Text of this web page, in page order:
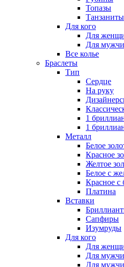
Топазы
Танзаниты
Для кого
Для
Для
Все колье
Браслеты
Тип
Сердце
На руку
1
1
Металл
Белое
Красное
Желтое
Белое с
Красное с
Платина
Вставки
Сапфиры
Изумруды
Для кого
Для
Для
Для